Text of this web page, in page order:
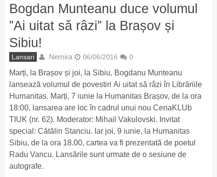
Bogdan Munteanu duce volumul
”Ai uitat să râzi” la Brașov și
Sibiu!
Lansari Nemira 06/06/2016 0
Marți, la Brașov și joi, la Sibiu, Bogdanu Munteanu
lansează volumul de povestiri Ai uitat să râzi în Librăriile
Humanitas. Marți, 7 iunie la Humanitas Brașov, de la ora
18:00, lansarea are loc în cadrul unui nou CenaKLUb
TIUK (nr. 62). Moderator: Mihail Vakulovski. Invitat
special: Cătălin Stanciu. Iar joi, 9 iunie, la Humanitas
Sibiu, de la ora 18.00, cartea va fi prezentată de poetul
Radu Vancu. Lansările sunt urmate de o sesiune de
autografe.